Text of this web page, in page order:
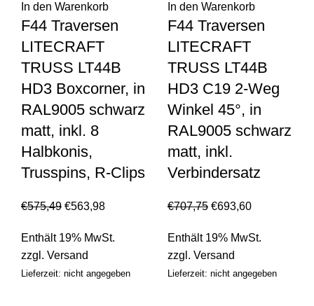
In den Warenkorb
F44 Traversen
LITECRAFT
TRUSS LT44B
HD3 Boxcorner, in
RAL9005 schwarz
matt, inkl. 8
Halbkonis,
Trusspins, R-Clips
€575,49 €563,98
Enthält 19% MwSt.
zzgl. Versand
Lieferzeit: nicht angegeben
In den Warenkorb
F44 Traversen
LITECRAFT
TRUSS LT44B
HD3 C19 2-Weg
Winkel 45°, in
RAL9005 schwarz
matt, inkl.
Verbindersatz
€707,75 €693,60
Enthält 19% MwSt.
zzgl. Versand
Lieferzeit: nicht angegeben